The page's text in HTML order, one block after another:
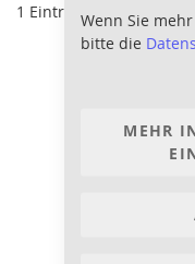
Wenn Sie
bitte die
MEHR
1 Eintrag